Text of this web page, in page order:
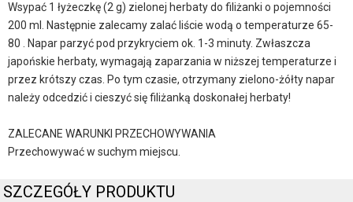
Wsypać 1 łyżeczkę (2 g) zielonej herbaty do filiżanki o pojemności
200 ml. Następnie zalecamy zalać liście wodą o temperaturze 65-
80 . Napar parzyć pod przykryciem ok. 1-3 minuty. Zwłaszcza
japońskie herbaty, wymagają zaparzania w niższej temperaturze i
przez krótszy czas. Po tym czasie, otrzymany zielono-żółty napar
należy odcedzić i cieszyć się filiżanką doskonałej herbaty!
ZALECANE WARUNKI PRZECHOWYWANIA
Przechowywać w suchym miejscu.
SZCZEGÓŁY PRODUKTU